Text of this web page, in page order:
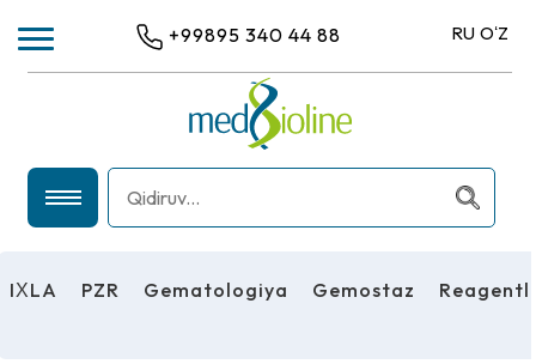
+99895 340 44 88 RU OʻZ
IХLA PZR Gematologiya Gemostaz
IХLA